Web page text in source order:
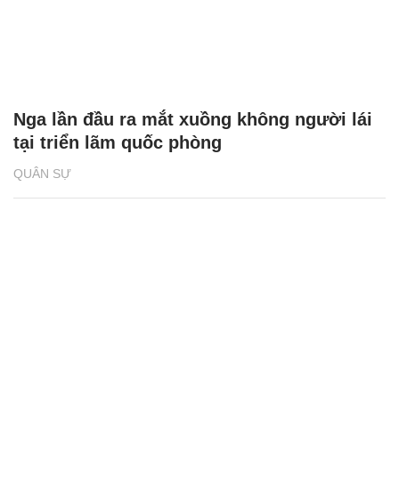
QUÂN SỰ
Nga lần đầu ra mắt xuồng không người lái
tại triển lãm quốc phòng